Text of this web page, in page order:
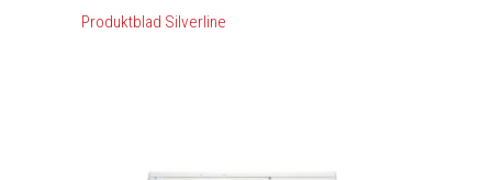
Produktblad Silverline